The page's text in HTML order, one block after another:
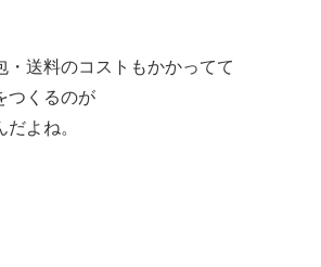
・送料のコストもかかってて
つくるのが
よね。